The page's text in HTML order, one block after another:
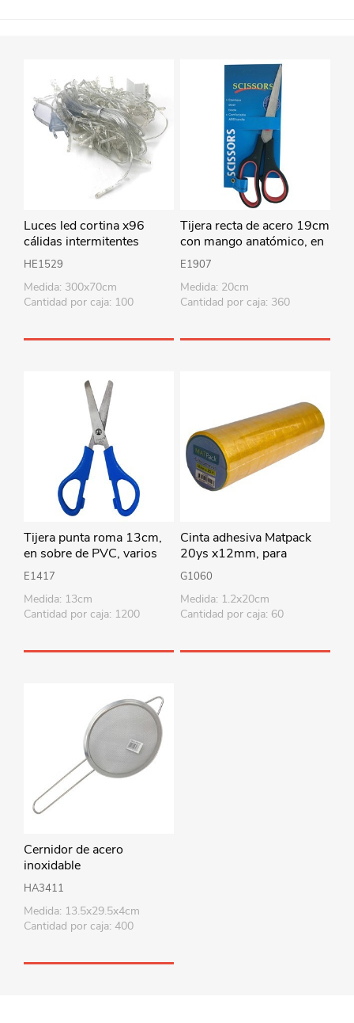
Luces led cortina x96
cálidas intermitentes
220V 3metros x70cm, en
caja
HE1529
Medida: 300x70cm
Cantidad por caja: 100
Tijera recta de acero 19cm
con mango anatómico, en
cartón
E1907
Medida: 20cm
Cantidad por caja: 360
Tijera punta roma 13cm,
en sobre de PVC, varios
colores
E1417
Medida: 13cm
Cantidad por caja: 1200
Cinta adhesiva Matpack
20ys x12mm, para
cintero, PACK x12 rollos
G1060
Medida: 1.2x20cm
Cantidad por caja: 60
Cernidor de acero
inoxidable
HA3411
Medida: 13.5x29.5x4cm
Cantidad por caja: 400